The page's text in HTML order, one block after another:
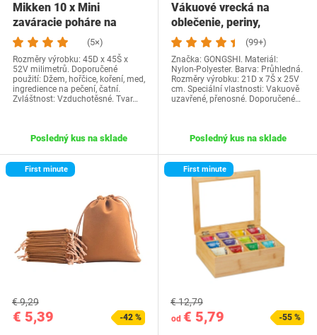
Mikken 10 x Mini
zaváracie poháre na
džem 53ml s viečkom…
(5×)
Rozměry výrobku: 45D x 45Š x
52V milimetrů. Doporučené
použití: Džem, hořčice, koření, med,
ingredience na pečení, čatní.
Zvláštnost: Vzduchotěsné. Tvar…
Posledný kus na sklade
Vákuové vrecká na
oblečenie, periny,
vankúše a matrace |…
(99+)
Značka: GONGSHI. Materiál:
Nylon-Polyester. Barva: Průhledná.
Rozměry výrobku: 21D x 7Š x 25V
cm. Speciální vlastnosti: Vakuově
uzavřené, přenosné. Doporučené…
Posledný kus na sklade
First minute
€ 5,39
€ 9,29
-42 %
First minute
od € 5,79
€ 12,79
-55 %